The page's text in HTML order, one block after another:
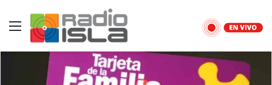
Menu